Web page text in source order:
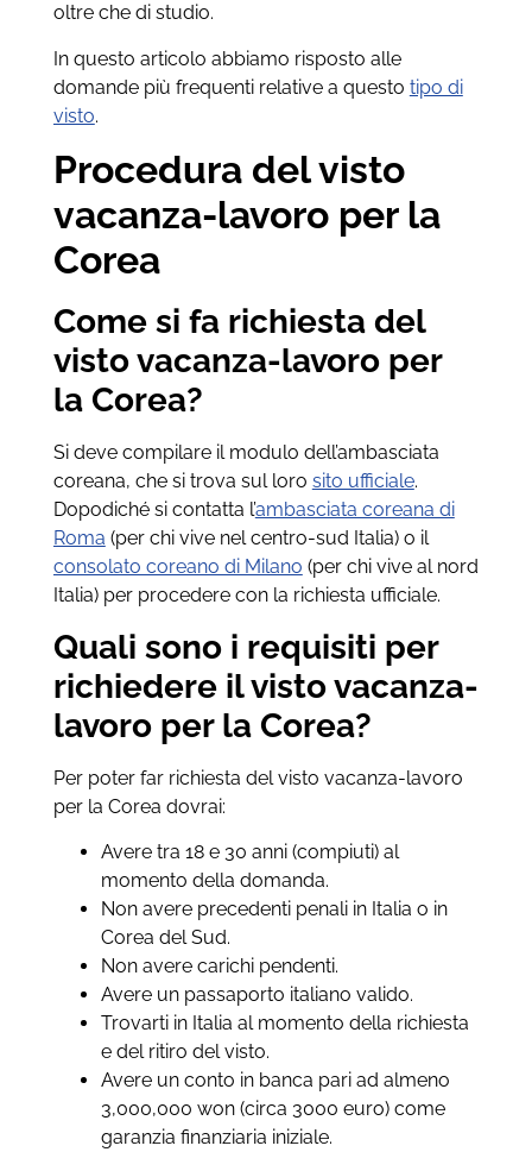
oltre che di studio.
In questo articolo abbiamo risposto alle
domande più frequenti relative a questo tipo di
visto.
Procedura del visto
vacanza-lavoro per la
Corea
Come si fa richiesta del
visto vacanza-lavoro per
la Corea?
Si deve compilare il modulo dell’ambasciata
coreana, che si trova sul loro sito ufficiale.
Dopodiché si contatta l’ambasciata coreana di
Roma (per chi vive nel centro-sud Italia) o il
consolato coreano di Milano (per chi vive al nord
Italia) per procedere con la richiesta ufficiale.
Quali sono i requisiti per
richiedere il visto vacanza-
lavoro per la Corea?
Per poter far richiesta del visto vacanza-lavoro
per la Corea dovrai:
Avere tra 18 e 30 anni (compiuti) al
momento della domanda.
Non avere precedenti penali in Italia o in
Corea del Sud.
Non avere carichi pendenti.
Avere un passaporto italiano valido.
Trovarti in Italia al momento della richiesta
e del ritiro del visto.
Avere un conto in banca pari ad almeno
3,000,000 won (circa 3000 euro) come
garanzia finanziaria iniziale.